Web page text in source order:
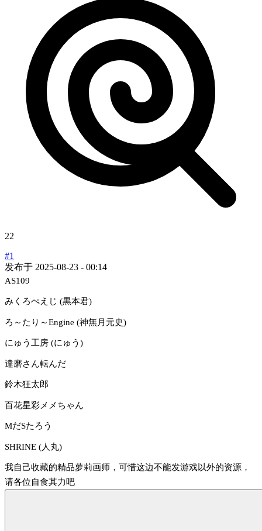
22
#1
发布于 2025-08-23 - 00:14
AS109
みくろぺえじ (黒本君)
ろ～たり～Engine (神無月元史)
にゅう工房 (にゅう)
達磨さん転んだ
鈴木狂太郎
百花星彩メメちゃん
MだSたろう
SHRINE (人丸)
我自己收藏的精品萝莉画师，可惜这边不能发游戏以外的资源，
请各位自食其力吧